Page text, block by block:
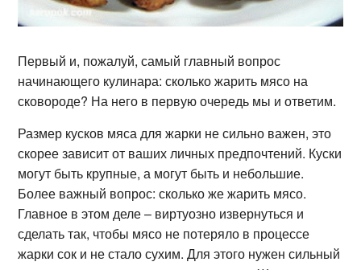
Первый и, пожалуй, самый главный вопрос
начинающего кулинара: сколько жарить мясо на
сковороде? На него в первую очередь мы и ответим.
Размер кусков мяса для жарки не сильно важен, это
скорее зависит от ваших личных предпочтений. Куски
могут быть крупные, а могут быть и небольшие.
Более важный вопрос: сколько же жарить мясо.
Главное в этом деле – виртуозно извернуться и
сделать так, чтобы мясо не потеряло в процессе
жарки сок и не стало сухим. Для этого нужен сильный